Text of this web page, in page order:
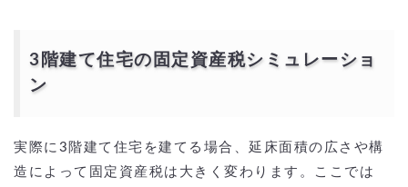
3階建て住宅の固定資産税シミュレーショ
ン
実際に3階建て住宅を建てる場合、延床面積の広さや構
造によって固定資産税は大きく変わります。ここでは